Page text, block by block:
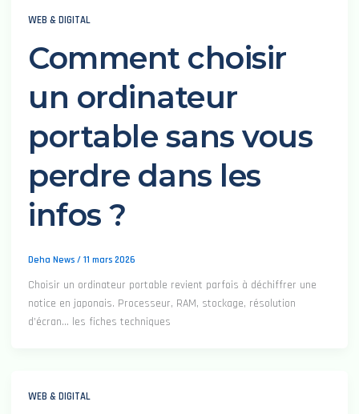
WEB & DIGITAL
Comment choisir
un ordinateur
portable sans vous
perdre dans les
infos ?
Deha News / 11 mars 2026
Choisir un ordinateur portable revient parfois à déchiffrer une
notice en japonais. Processeur, RAM, stockage, résolution
d’écran… les fiches techniques
WEB & DIGITAL